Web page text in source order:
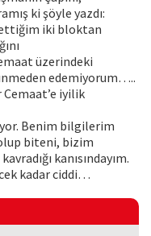
ki şöyle yazdı:
iki bloktan
üzerindeki
edemiyorum…..
Cemaat’e iyilik
Benim bilgilerim
biteni, bizim
kanısındayım.
kadar ciddi…